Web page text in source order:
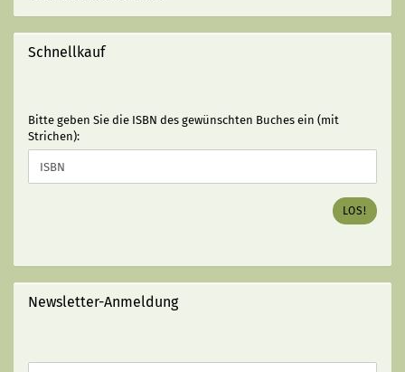
Schnellkauf
BITTE
GEBEN
SIE
DIE
ISBN
(MIT
STRICHEN):
Bitte geben Sie die ISBN des gewünschten Buches ein (mit
Strichen):
LOS!
Newsletter-Anmeldung